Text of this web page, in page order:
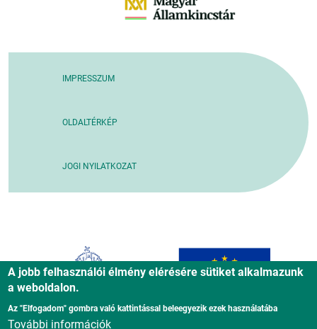
IMPRESSZUM
OLDALTÉRKÉP
JOGI NYILATKOZAT
A jobb felhasználói élmény elérésére sütiket alkalmazunk
a weboldalon.
Az "Elfogadom" gombra való kattintással beleegyezik ezek használatába
További információk